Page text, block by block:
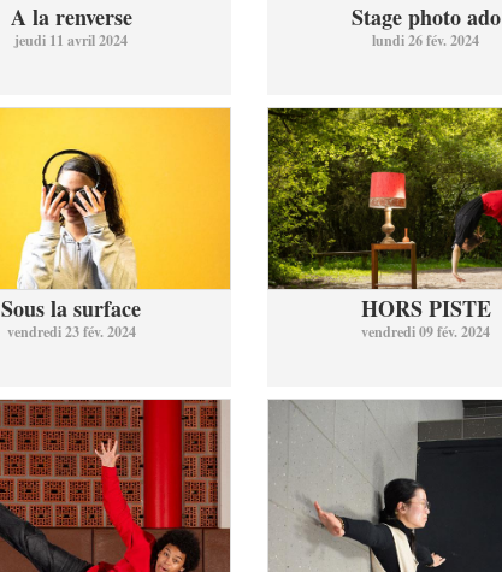
A la renverse
jeudi 11 avril 2024
Stage photo ado
lundi 26 fév. 2024
Sous la surface
vendredi 23 fév. 2024
HORS PISTE
vendredi 09 fév. 2024